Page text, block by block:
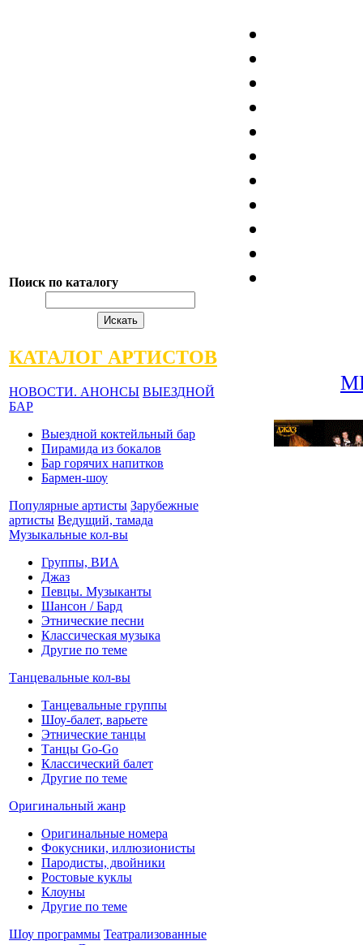
Поиск по каталогу
КАТАЛОГ АРТИСТОВ
НОВОСТИ. АНОНСЫ ВЫЕЗДНОЙ
БАР
Выездной коктейльный бар
Пирамида из бокалов
Бар горячих напитков
Бармен-шоу
Популярные артисты Зарубежные
артисты Ведущий, тамада
Музыкальные кол-вы
Группы, ВИА
Джаз
Певцы. Музыканты
Шансон / Бард
Этнические песни
Классическая музыка
Другие по теме
Танцевальные кол-вы
Танцевальные группы
Шоу-балет, варьете
Этнические танцы
Танцы Go-Go
Классический балет
Другие по теме
Оригинальный жанр
Оригинальные номера
Фокусники, иллюзионисты
Пародисты, двойники
Ростовые куклы
Клоуны
Другие по теме
Шоу программы Театрализованные